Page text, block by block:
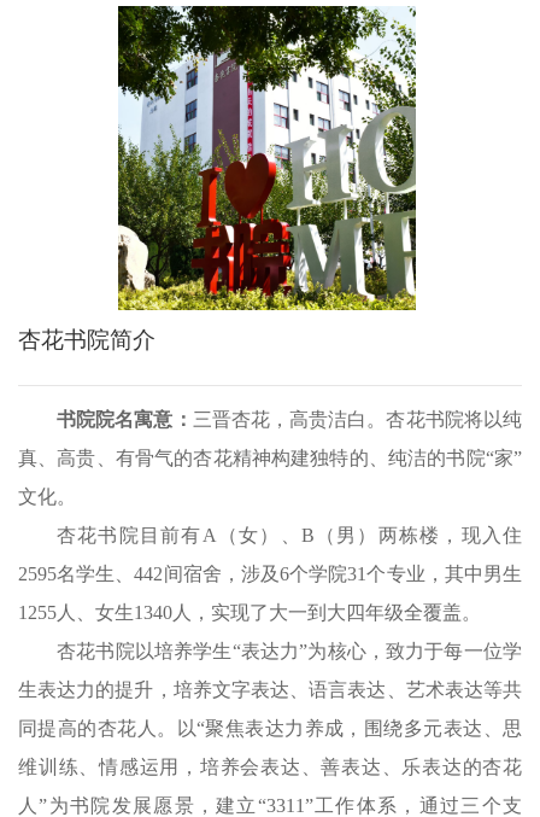
杏花书院简介
书院院名寓意： 三晋杏花，高贵洁白。杏花书院将以纯
真、高贵、有骨气的杏花精神构建独特的、纯洁的书院“家”
文化。
杏花书院目前有A（女）、B（男）两栋楼，现入住
2595名学生、442间宿舍，涉及6个学院31个专业，其中男生
1255人、女生1340人，实现了大一到大四年级全覆盖。
杏花书院以培养学生“表达力”为核心，致力于每一位学
生表达力的提升，培养文字表达、语言表达、艺术表达等共
同提高的杏花人。以“聚焦表达力养成，围绕多元表达、思
维训练、情感运用，培养会表达、善表达、乐表达的杏花
人”为书院发展愿景，建立“3311”工作体系，通过三个支